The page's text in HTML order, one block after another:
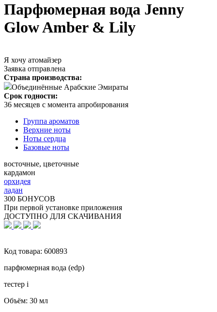
Парфюмерная вода Jenny
Glow Amber & Lily
Я хочу атомайзер
Заявка отправлена
Страна производства:
Объединённые Арабские Эмираты
Срок годности:
36 месяцев с момента апробирования
Группа ароматов
Верхние ноты
Ноты сердца
Базовые ноты
восточные, цветочные
кардамон
орхидея
ладан
300 БОНУСОВ
При первой установке приложения
ДОСТУПНО ДЛЯ СКАЧИВАНИЯ
Код товара: 600893
парфюмерная вода (edp)
тестер i
Объём: 30 мл